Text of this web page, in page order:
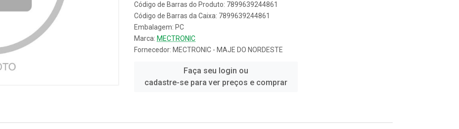
Código de Barras do Produto: 7899639244861
Código de Barras da Caixa: 7899639244861
Embalagem: PC
Marca: MECTRONIC
Fornecedor: MECTRONIC - MAJE DO NORDESTE
Faça seu login ou
cadastre-se para ver preços e comprar